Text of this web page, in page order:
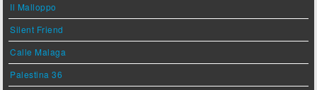
Il Malloppo
Silent Friend
Calle Malaga
Palestina 36